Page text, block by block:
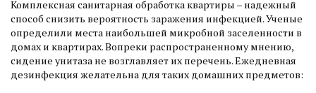
Комплексная санитарная обработка квартиры – надежный
способ снизить вероятность заражения инфекцией. Ученые
определили места наибольшей микробной заселенности в
домах и квартирах. Вопреки распространенному мнению,
сидение унитаза не возглавляет их перечень. Ежедневная
дезинфекция желательна для таких домашних предметов: